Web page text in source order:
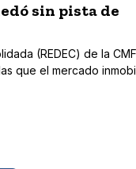
sin pista de
(REDEC) de la
que el mercado